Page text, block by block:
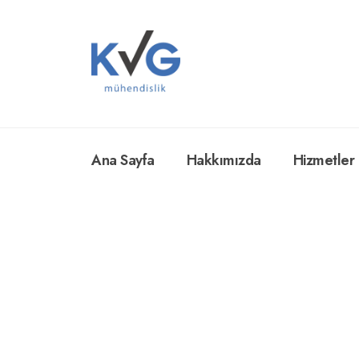
Ana Sayfa Hakkımızda Hizmetler